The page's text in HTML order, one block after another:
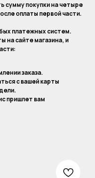
сумму покупки на четыре
оплаты первой части.
платежных систем.
на сайте магазина, и
заказа.
с вашей карты
пришлет вам